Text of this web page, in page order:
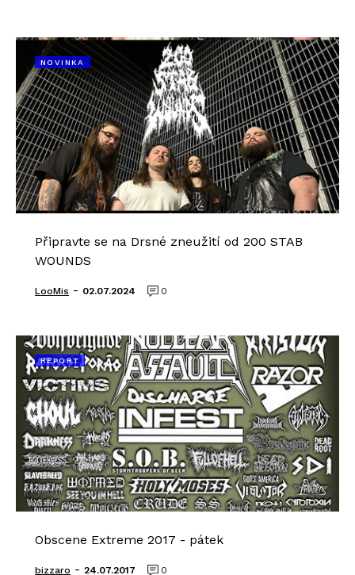
NOVINKA
Připravte se na Drsné zneužití od 200 STAB
WOUNDS
LooMis - 02.07.2024 0
REPORT
Obscene Extreme 2017 - pátek
bizzaro - 24.07.2017 0